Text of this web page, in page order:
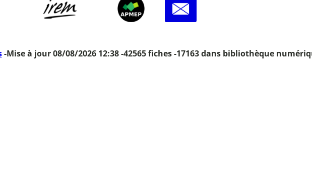
-Mise à jour 08/08/2026 12:38 -42565 fiches -17163 dans bibliothèque